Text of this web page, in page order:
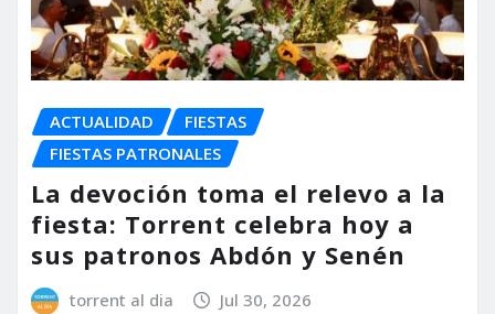
ACTUALIDAD
FIESTAS
FIESTAS PATRONALES
La devoción toma el relevo a la
fiesta: Torrent celebra hoy a
sus patronos Abdón y Senén
torrent al dia Jul 30, 2026